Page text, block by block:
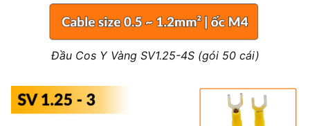
Đầu Cos Y Vàng SV1.25-4S (gói 50 cái)